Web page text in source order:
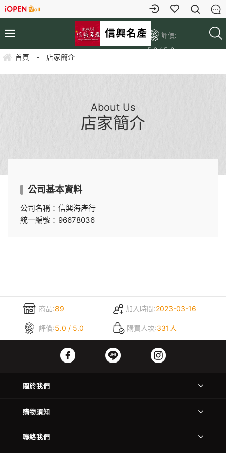
評價:
5.0 / 5.0
首頁 - 店家簡介
About Us
店家簡介
公司基本資料
公司名稱：信興海產行
統一編號：96678036
商品:89 加入時間:2023-03-16
評價:5.0 / 5.0 購買人次:331人
關於我們
購物須知
聯絡我們